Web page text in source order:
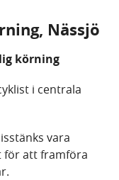
Nässjö
körning
i centrala
vara
för att framföra